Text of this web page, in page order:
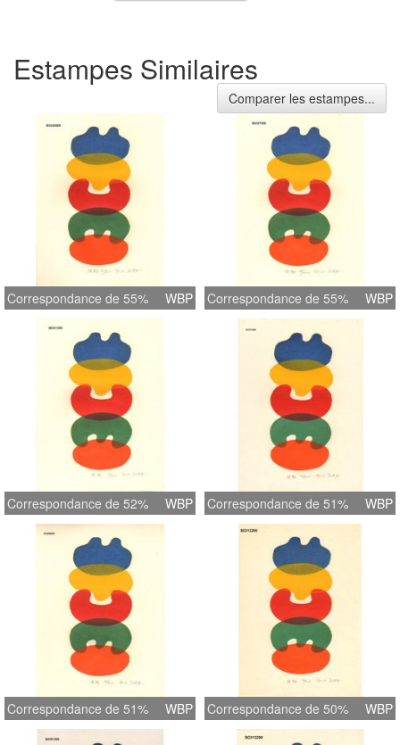
Estampes Similaires
Comparer les estampes...
Correspondance de 55% WBP Correspondance de 55% WBP
Correspondance de 52% WBP Correspondance de 51% WBP
Correspondance de 51% WBP Correspondance de 50% WBP